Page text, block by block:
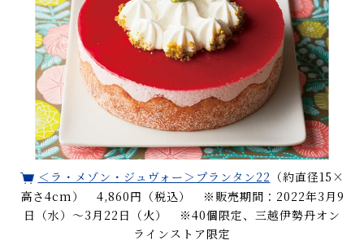
＜ラ・メゾン・ジュヴォー＞プランタン22 （約直径15×
高さ4cm） 4,860円（税込） ※販売期間：2022年3月9
日（水）〜3月22日（火） ※40個限定、三越伊勢丹オン
ラインストア限定